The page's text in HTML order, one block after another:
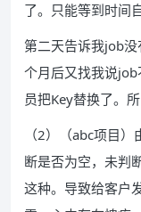
了。只能等到时间
第二天告诉我job
个月后又找我说
员把Key替换了。
（2）（abc项目
断是否为空，未判
这种。导致给客户